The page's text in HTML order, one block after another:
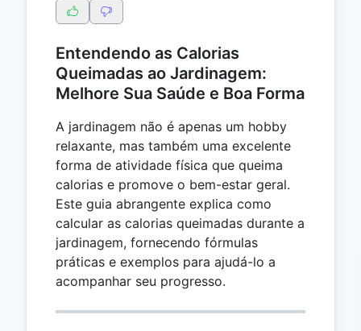
Entendendo as Calorias
Queimadas ao Jardinagem:
Melhore Sua Saúde e Boa Forma
A jardinagem não é apenas um hobby
relaxante, mas também uma excelente
forma de atividade física que queima
calorias e promove o bem-estar geral.
Este guia abrangente explica como
calcular as calorias queimadas durante a
jardinagem, fornecendo fórmulas
práticas e exemplos para ajudá-lo a
acompanhar seu progresso.